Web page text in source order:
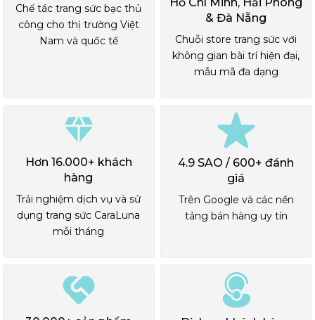
Chế tác trang sức bạc thủ
công cho thị trường Việt
Nam và quốc tế
& Đà Nẵng
Chuỗi store trang sức với
không gian bài trí hiện đại,
mẫu mã đa dạng
Hơn 16.000+ khách
hàng
Trải nghiệm dịch vụ và sử
dụng trang sức CaraLuna
mỗi tháng
4.9 SAO / 600+ đánh
giá
Trên Google và các nền
tảng bán hàng uy tín